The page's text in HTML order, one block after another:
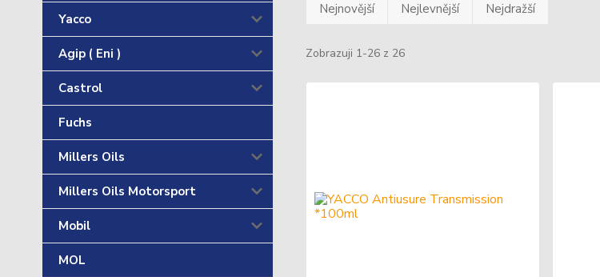
Yacco
Agip ( Eni )
Castrol
Fuchs
Millers Oils
Millers Oils Motorsport
Mobil
MOL
Nejnovější Nejlevnější Nejdražší
Zobrazuji 1-26 z 26